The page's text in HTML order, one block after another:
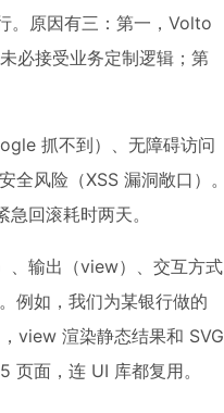
。原因有三：第一，Volto
必接受业务定制逻辑；第
抓不到）、无障碍访问
风险（XSS 漏洞敞口）。
回滚耗时两天。
、输出（view）、交互方式
例如，我们为某银行做的
view 渲染静态结果和 SVG
面，连 UI 库都复用。